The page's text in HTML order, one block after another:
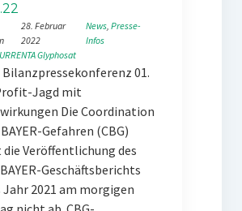
28. Februar
2022
News, Presse-
Infos
Glyphosat
Bilanzpressekonferenz 01.
Jagd mit
Die Coordination
Gefahren (CBG)
Veröffentlichung des
Geschäftsberichts
Jahr 2021 am morgigen